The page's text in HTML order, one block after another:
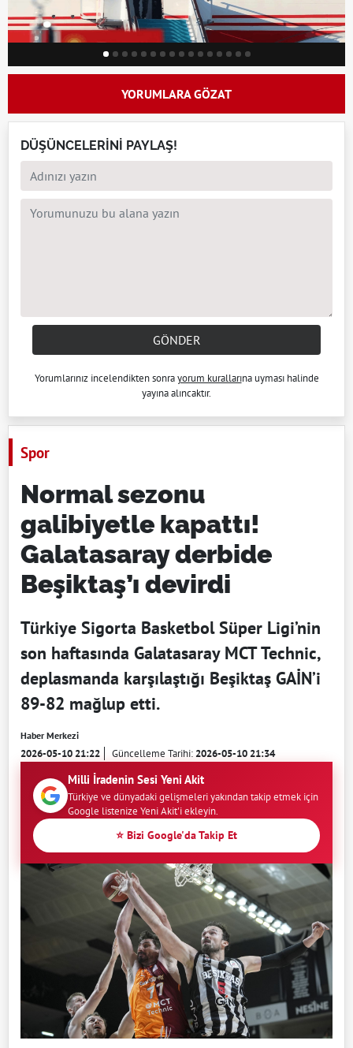
YORUMLARA GÖZAT
DÜŞÜNCELERİNİ PAYLAŞ!
GÖNDER
Yorumlarınız incelendikten sonrayorum kurallarına uyması halinde
yayına alıncaktır.
Spor
Normal sezonu
galibiyetle kapattı!
Galatasaray derbide
Beşiktaş’ı devirdi
Türkiye Sigorta Basketbol Süper Ligi’nin
son haftasında Galatasaray MCT Technic,
deplasmanda karşılaştığı Beşiktaş GAİN’i
89-82 mağlup etti.
Haber Merkezi
2026-05-10 21:22 Güncelleme Tarihi:2026-05-10 21:34
Milli İradenin Sesi Yeni Akit
Türkiye ve dünyadaki gelişmeleri yakından takip etmek için
Google listenize Yeni Akit'i ekleyin.
⭐ Bizi Google'da Takip Et